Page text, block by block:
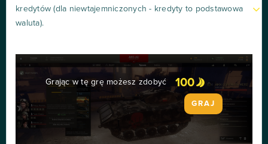
kredytów (dla niewtajemniczonych - kredyty to podstawowa
waluta).
Grając w tę grę możesz zdobyć 100
GRAJ